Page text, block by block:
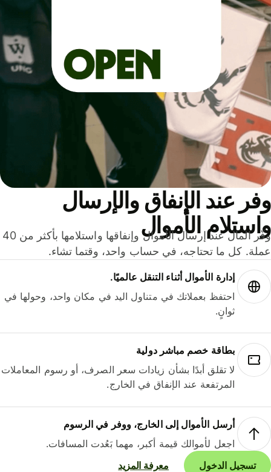
عند الإنفاق والإرسال
الأموال
وفّر المال عند إرسال الأموال وإنفاقها واستلامها بأكثر من 40
كل ما تحتاجه، في حساب واحد، وقتما تشاء.
إدارة الأموال أثناء التنقل عالميًا.
احتفظ بعملاتك في متناول اليد في مكان واحد، وحولها في
ثوانٍ.
بطاقة خصم مباشر دولية
لا تقلق أبدًا بشأن زيادات سعر الصرف، أو رسوم المعاملات
المرتفعة عند الإنفاق في الخارج.
أرسل الأموال إلى الخارج، ووفر في الرسوم
اجعل لأموالك قيمة أكبر، مهما بَعُدت المسافات.
تسجيل الدخول
معرفة المزيد